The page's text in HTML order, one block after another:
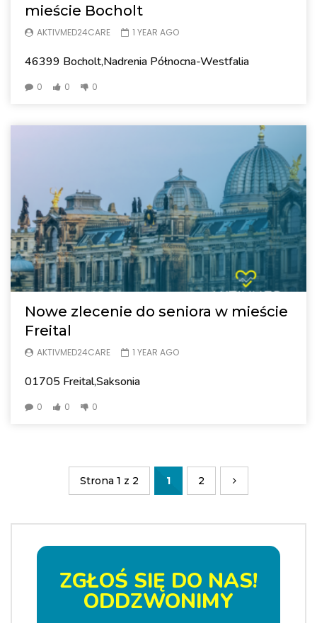
mieście Bocholt
AKTIVMED24CARE 1 YEAR AGO
46399 Bocholt,Nadrenia Północna-Westfalia
0 0 0
Nowe zlecenie do seniora w mieście
Freital
AKTIVMED24CARE 1 YEAR AGO
01705 Freital,Saksonia
0 0 0
Strona 1 z 2 1 2
ZGŁOŚ SIĘ DO NAS!
ODDZWONIMY